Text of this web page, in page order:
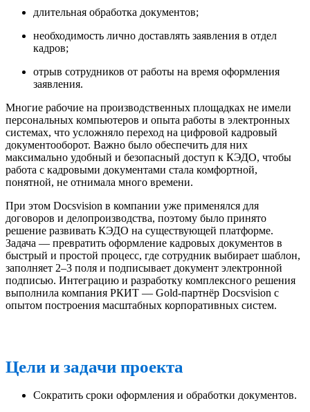
длительная обработка документов;
необходимость лично доставлять заявления в отдел
кадров;
отрыв сотрудников от работы на время оформления
заявления.
Многие рабочие на производственных площадках не имели
персональных компьютеров и опыта работы в электронных
системах, что усложняло переход на цифровой кадровый
документооборот. Важно было обеспечить для них
максимально удобный и безопасный доступ к КЭДО, чтобы
работа с кадровыми документами стала комфортной,
понятной, не отнимала много времени.
При этом Docsvision в компании уже применялся для
договоров и делопроизводства, поэтому было принято
решение развивать КЭДО на существующей платформе.
Задача — превратить оформление кадровых документов в
быстрый и простой процесс, где сотрудник выбирает шаблон,
заполняет 2–3 поля и подписывает документ электронной
подписью. Интеграцию и разработку комплексного решения
выполнила компания РКИТ — Gold-партнёр Docsvision с
опытом построения масштабных корпоративных систем.
Цели и задачи проекта
Сократить сроки оформления и обработки документов.